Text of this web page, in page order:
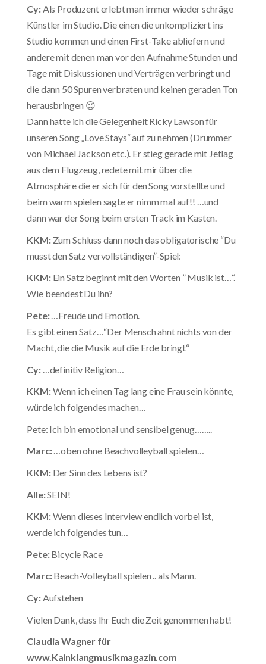
Cy:Als Produzent erlebt man immer wieder schräge
Künstler im Studio. Die einen die unkompliziert ins
Studio kommen und einen First-Take abliefern und
andere mit denen man vor den Aufnahme Stunden und
Tage mit Diskussionen und Verträgen verbringt und
die dann 50 Spuren verbraten und keinen geraden Ton
herausbringen 😉
Dann hatte ich die Gelegenheit Ricky Lawson für
unseren Song „Love Stays“ auf zu nehmen (Drummer
von Michael Jackson etc.). Er stieg gerade mit Jetlag
aus dem Flugzeug, redete mit mir über die
Atmosphäre die er sich für den Song vorstellte und
beim warm spielen sagte er nimm mal auf!! …und
dann war der Song beim ersten Track im Kasten.
KKM:Zum Schluss dann noch das obligatorische “Du
musst den Satz vervollständigen”-Spiel:
KKM:Ein Satz beginnt mit den Worten ” Musik ist…“.
Wie beendest Du ihn?
Pete:…Freude und Emotion.
Es gibt einen Satz…“Der Mensch ahnt nichts von der
Macht, die die Musik auf die Erde bringt“
Cy:…definitiv Religion…
KKM:Wenn ich einen Tag lang eine Frau sein könnte,
würde ich folgendes machen…
Pete: Ich bin emotional und sensibel genug……..
Marc:…oben ohne Beachvolleyball spielen…
KKM:Der Sinn des Lebens ist?
Alle:SEIN!
KKM:Wenn dieses Interview endlich vorbei ist,
werde ich folgendes tun…
Pete:Bicycle Race
Marc:Beach-Volleyball spielen .. als Mann.
Cy:Aufstehen
Vielen Dank, dass Ihr Euch die Zeit genommen habt!
Claudia Wagner für
www.Kainklangmusikmagazin.com